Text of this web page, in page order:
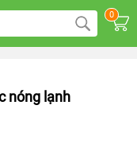
0
nóng lạnh